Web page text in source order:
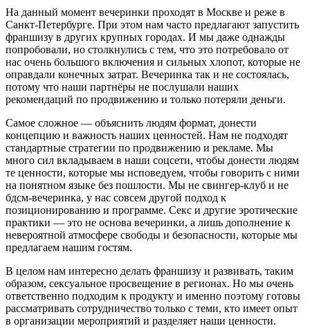
На данный момент вечеринки проходят в Москве и реже в
Санкт-Петербурге. При этом нам часто предлагают запустить
франшизу в других крупных городах. И мы даже однажды
попробовали, но столкнулись с тем, что это потребовало от
нас очень большого включения и сильных хлопот, которые не
оправдали конечных затрат. Вечеринка так и не состоялась,
потому что наши партнёры не послушали наших
рекомендаций по продвижению и только потеряли деньги.
Самое сложное — объяснить людям формат, донести
концепцию и важность наших ценностей. Нам не подходят
стандартные стратегии по продвижению и рекламе. Мы
много сил вкладываем в наши соцсети, чтобы донести людям
те ценности, которые мы исповедуем, чтобы говорить с ними
на понятном языке без пошлости. Мы не свингер-клуб и не
бдсм-вечеринка, у нас совсем другой подход к
позиционированию и программе. Секс и другие эротические
практики — это не основа вечеринки, а лишь дополнение к
невероятной атмосфере свободы и безопасности, которые мы
предлагаем нашим гостям.
В целом нам интересно делать франшизу и развивать, таким
образом, сексуальное просвещение в регионах. Но мы очень
ответственно подходим к продукту и именно поэтому готовы
рассматривать сотрудничество только с теми, кто имеет опыт
в организации мероприятий и разделяет наши ценности.